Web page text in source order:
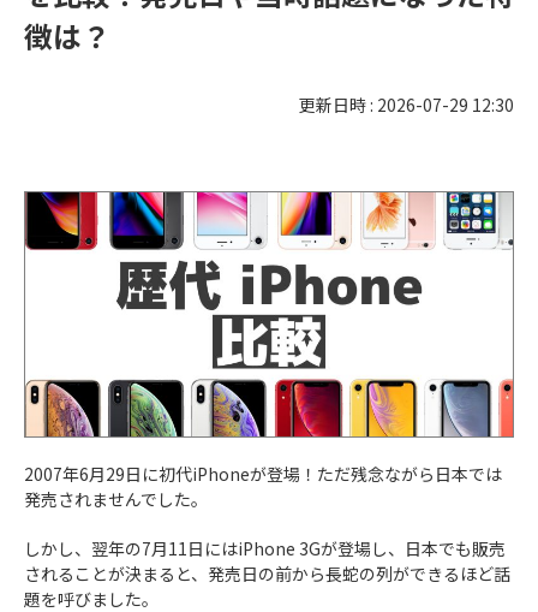
徴は？
更新日時 : 2026-07-29 12:30
2007年6月29日に初代iPhoneが登場！ただ残念ながら日本では
発売されませんでした。
しかし、翌年の7月11日にはiPhone 3Gが登場し、日本でも販売
されることが決まると、発売日の前から長蛇の列ができるほど話
題を呼びました。